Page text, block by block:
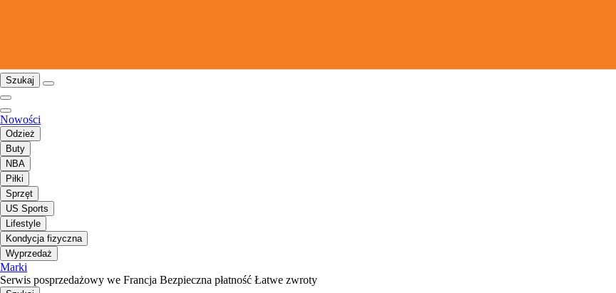
Szukaj
Nowości
Odzież
Buty
NBA
Piłki
Sprzęt
US Sports
Lifestyle
Kondycja fizyczna
Wyprzedaż
Marki
Serwis posprzedażowy we Francja Bezpieczna płatność Łatwe zwroty